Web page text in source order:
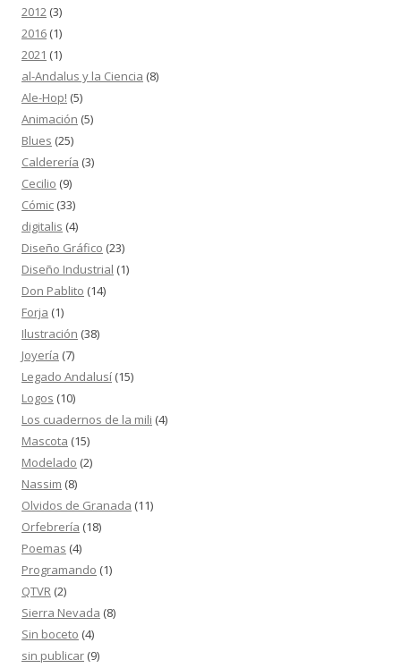
2012 (3)
2016 (1)
2021 (1)
al-Andalus y la Ciencia (8)
Ale-Hop! (5)
Animación (5)
Blues (25)
Calderería (3)
Cecilio (9)
Cómic (33)
digitalis (4)
Diseño Gráfico (23)
Diseño Industrial (1)
Don Pablito (14)
Forja (1)
Ilustración (38)
Joyería (7)
Legado Andalusí (15)
Logos (10)
Los cuadernos de la mili (4)
Mascota (15)
Modelado (2)
Nassim (8)
Olvidos de Granada (11)
Orfebrería (18)
Poemas (4)
Programando (1)
QTVR (2)
Sierra Nevada (8)
Sin boceto (4)
sin publicar (9)